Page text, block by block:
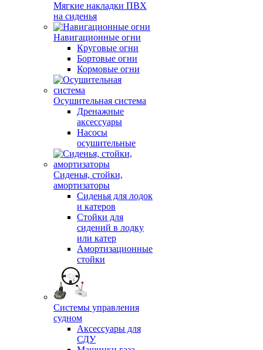
Мягкие накладки ПВХ
на сиденья
Навигационные огни
Круговые огни
Бортовые огни
Кормовые огни
Осушительная система
Дренажные
аксессуары
Насосы
осушительные
Сиденья, стойки,
амортизаторы
Сиденья для лодок
и катеров
Стойки для
сидений в лодку
или катер
Амортизационные
стойки
Системы управления
судном
Аксессуары для
СДУ